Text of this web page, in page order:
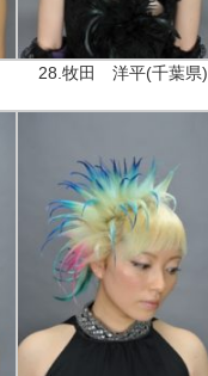
28.牧田 洋平(千葉県)